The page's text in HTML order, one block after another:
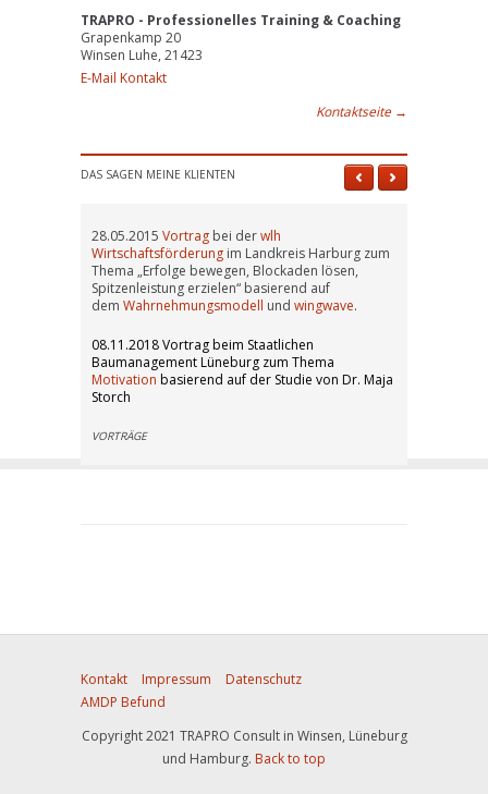
TRAPRO - Professionelles Training & Coaching
Grapenkamp 20
Winsen Luhe, 21423
E-Mail Kontakt
Kontaktseite →
DAS SAGEN MEINE KLIENTEN
28.05.2015 Vortrag bei derwlh
Wirtschaftsförderung im Landkreis Harburg zum
Thema „Erfolge bewegen, Blockaden lösen,
Spitzenleistung erzielen“ basierend auf
dem Wahrnehmungsmodell und wingwave.
08.11.2018 Vortrag beim Staatlichen
Baumanagement Lüneburg zum Thema
Motivation basierend auf der Studie von Dr. Maja
Storch
VORTRÄGE
Kontakt Impressum
Datenschutz
AMDP Befund
Copyright 2021 TRAPRO Consult in Winsen, Lüneburg
und Hamburg. Back to top